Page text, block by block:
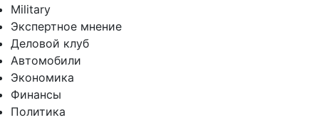
Military
Экспертное мнение
Деловой клуб
Автомобили
Экономика
Финансы
Политика